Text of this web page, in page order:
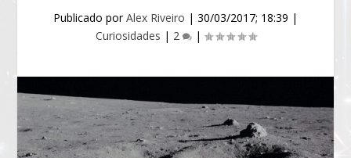
Publicado porAlex Riveiro | 30/03/2017; 18:39 |
Curiosidades | 2 |